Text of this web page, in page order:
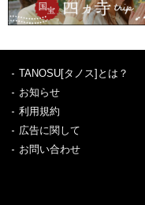
TANOSU[タノス]とは？
お知らせ
利用規約
広告に関して
お問い合わせ